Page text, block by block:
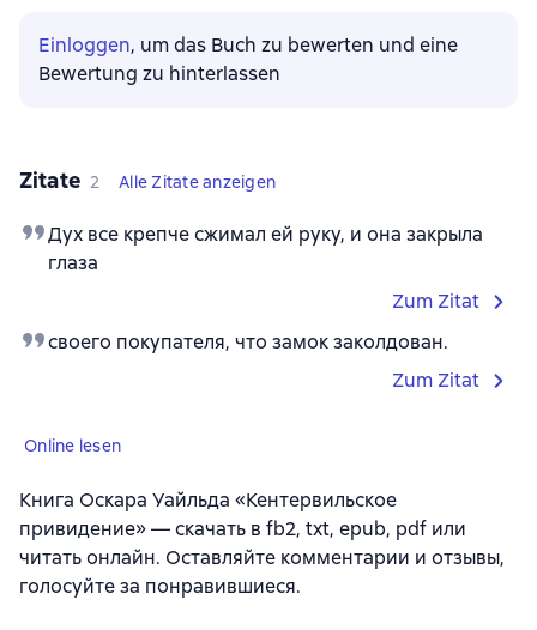
Einloggen, um das Buch zu bewerten und eine
Bewertung zu hinterlassen
Zitate 2 Alle Zitate anzeigen
Дух все крепче сжимал ей руку, и она закрыла
глаза
Zum Zitat
своего покупателя, что замок заколдован.
Zum Zitat
Online lesen
Книга Оскара Уайльда «Кентервильское
привидение» — скачать в fb2, txt, epub, pdf или
читать онлайн. Оставляйте комментарии и отзывы,
голосуйте за понравившиеся.